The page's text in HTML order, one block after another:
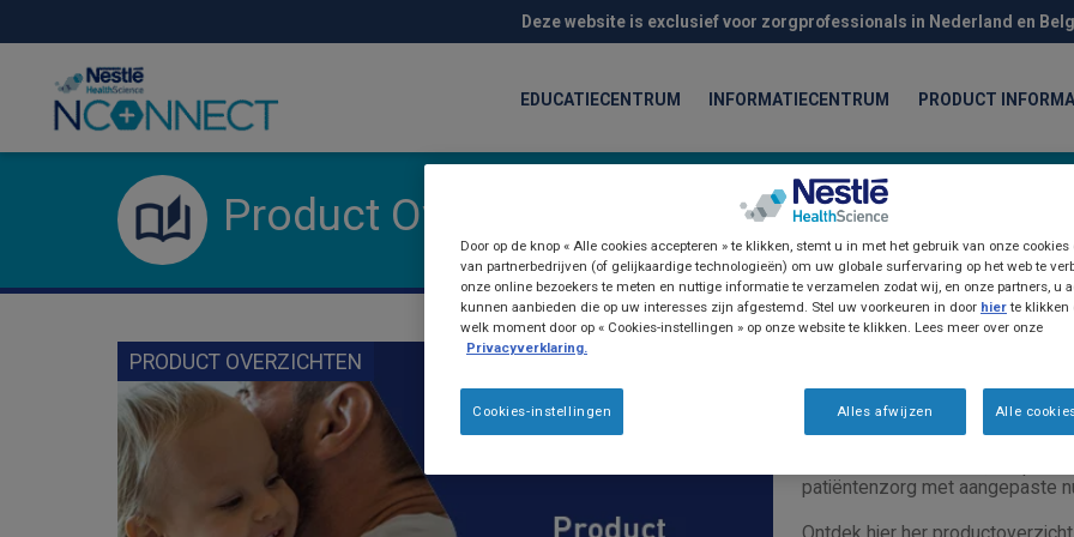
Deze website is exclusief voor zorgprofessionals in Nederland en
EDUCATIECENTRUM INFORMATIECENTRUM PRODUCT
Product Overzichten
PRODUCT OVERZICHTEN
Product
Nestlé Health Science, uw
patiëntenzorg met aangepaste
Ontdek hier her
Door op de knop « Alle cookies accepteren » te klikken, stemt u in met het gebruik van onze cookies
van partnerbedrijven (of gelijkaardige technologieën) om uw globale surfervaring op het web te
onze online bezoekers te meten en nuttige informatie te verzamelen zodat wij, en onze partners, u
kunnen aanbieden die op uw interesses zijn afgestemd. Stel uw voorkeuren in door hierte klikken
welk moment door op « Cookies-instellingen » op onze website te klikken. Lees meer over onze
Privacyverklaring.
Alles afwijzen Alle
Cookies-instellingen